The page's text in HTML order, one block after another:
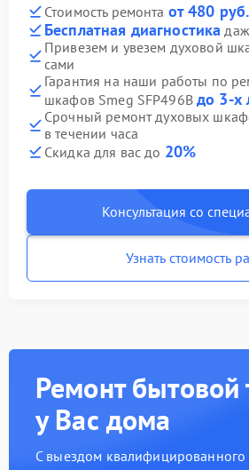
Стоимость ремонта от 480 руб.
Бесплатная диагностика
Привезем и увезем духовой
сами
Гарантия на наши работы по
шкафов Smeg SFP496B до 3-х
Срочный ремонт духовых
в течении часа
Скидка для вас до 20%
Консультация со
Узнать стоимость
Ремонт бытовой
у Вас дома
С выездом квалифицированного